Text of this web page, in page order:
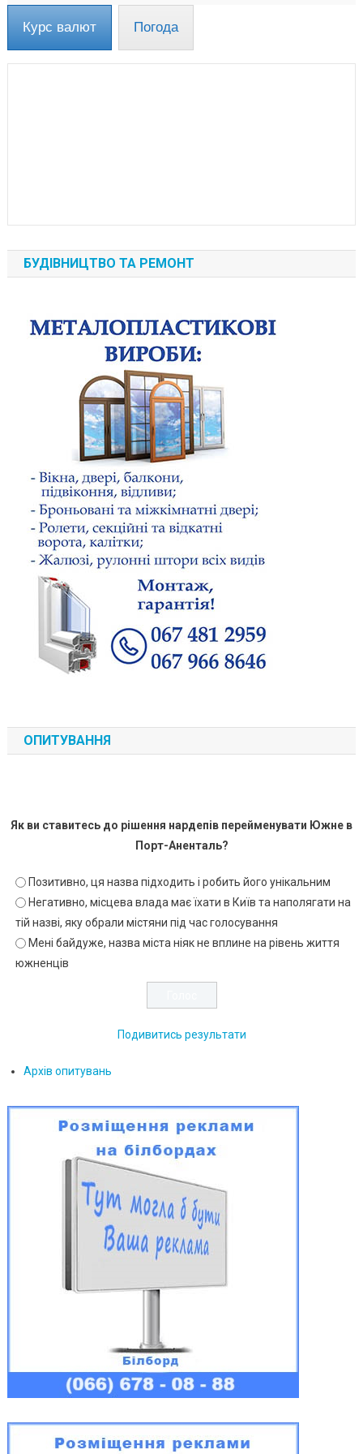
Курс валют Погода
БУДІВНИЦТВО ТА РЕМОНТ
ОПИТУВАННЯ
Як ви ставитесь до рішення нардепів перейменувати Южне в
Порт-Аненталь?
Позитивно, ця назва підходить і робить його унікальним
Негативно, місцева влада має їхати в Київ та наполягати на
тій назві, яку обрали містяни під час голосування
Мені байдуже, назва міста ніяк не вплине на рівень життя
южненців
Подивитись результати
Архів опитувань